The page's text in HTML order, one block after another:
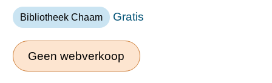
Bibliotheek Chaam Gratis
Geen webverkoop